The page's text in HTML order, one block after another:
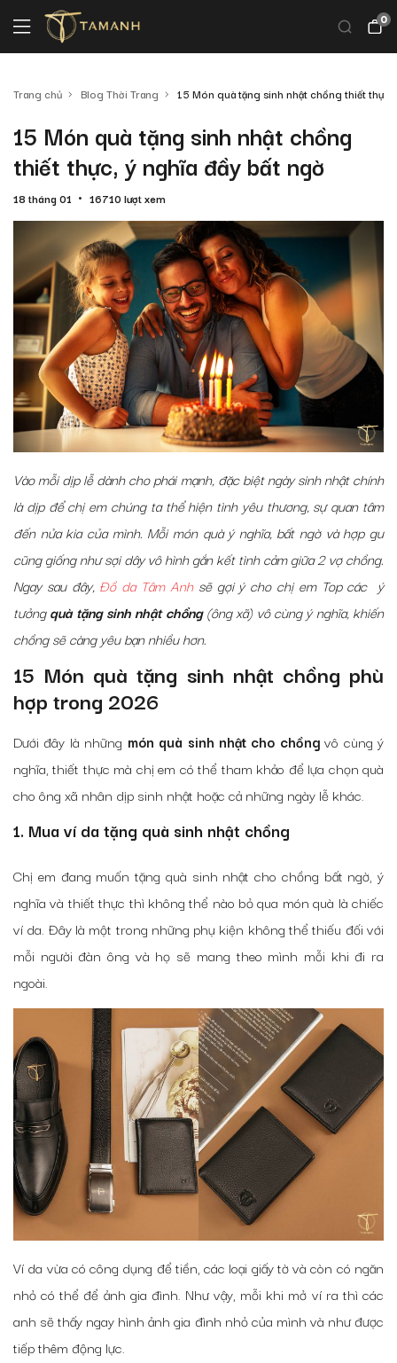
0
Trang chủ Blog Thời Trang 15 Món quà tặng sinh nhật chồng thiết thực,
15 Món quà tặng sinh nhật chồng
thiết thực, ý nghĩa đầy bất ngờ
18 tháng 01 16710 lượt xem
Vào mỗi dịp lễ dành cho phái mạnh, đặc biệt ngày sinh nhật chính
là dịp để chị em chúng ta thể hiện tình yêu thương, sự quan tâm
đến nửa kia của mình. Mỗi món quà ý nghĩa, bất ngờ và hợp gu
cũng giống như sợi dây vô hình gắn kết tình cảm giữa 2 vợ chồng.
Ngay sau đây, Đồ da Tâm Anhsẽ gợi ý cho chị em Top các ý
tưởngquà tặng sinh nhật chồng(ông xã) vô cùng ý nghĩa, khiến
chồng sẽ càng yêu bạn nhiều hơn.
15 Món quà tặng sinh nhật chồng phù
hợp trong 2026
Dưới đây là những món quà sinh nhật cho chồngvô cùng ý
nghĩa, thiết thực mà chị em có thể tham khảo để lựa chọn quà
cho ông xã nhân dịp sinh nhật hoặc cả những ngày lễ khác.
1. Mua ví da tặng quà sinh nhật chồng
Chị em đang muốn tặng quà sinh nhật cho chồng bất ngờ, ý
nghĩa và thiết thực thì không thể nào bỏ qua món quà là chiếc
ví da. Đây là một trong những phụ kiện không thể thiếu đối với
mỗi người đàn ông và họ sẽ mang theo mình mỗi khi đi ra
ngoài.
Ví da vừa có công dụng để tiền, các loại giấy tờ và còn có ngăn
nhỏ có thể để ảnh gia đình. Như vậy, mỗi khi mở ví ra thì các
anh sẽ thấy ngay hình ảnh gia đình nhỏ của mình và như được
tiếp thêm động lực.